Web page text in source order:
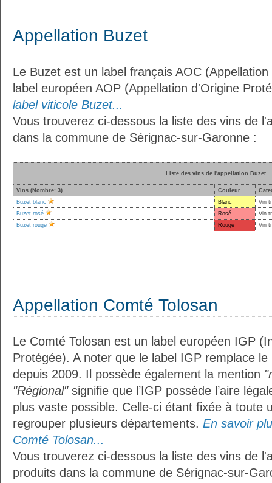
Appellation Buzet
Le Buzet est un label français AOC
label européen AOP (Appellation d'Origine
label viticole Buzet...
Vous trouverez ci-dessous la liste des vins de
dans la commune de Sérignac-sur-Garonne :
Liste des vins de l'appellation Buzet
Vins (Nombre: 3) Couleur
Buzet blanc
Blanc
Vin
Buzet rosé
Rosé
Vin
Buzet rouge
Rouge Vin
Appellation Comté Tolosan
Le Comté Tolosan est un label européen IGP
Protégée). A noter que le label IGP remplace
depuis 2009. Il possède également la mention
"Régional"signifie que l’IGP possède l’aire
plus vaste possible. Celle-ci étant fixée à toute
regrouper plusieurs départements. En savoir
Comté Tolosan...
Vous trouverez ci-dessous la liste des vins de
produits dans la commune de Sérignac-sur-